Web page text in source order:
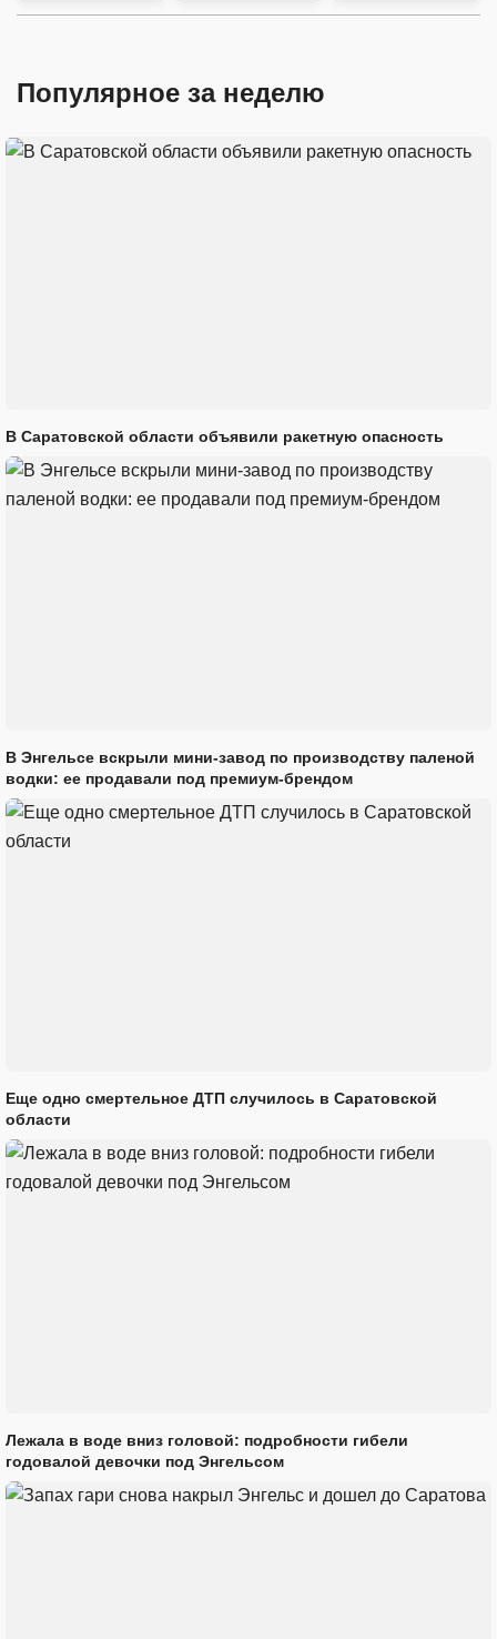
Популярное за неделю
В Саратовской области объявили ракетную опасность
В Энгельсе вскрыли мини-завод по производству паленой
водки: ее продавали под премиум-брендом
Еще одно смертельное ДТП случилось в Саратовской
области
Лежала в воде вниз головой: подробности гибели
годовалой девочки под Энгельсом